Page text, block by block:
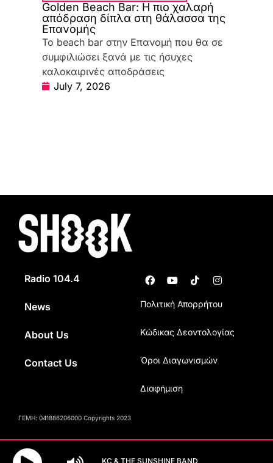
Golden Beach Bar: Η πιο χαλαρή
απόδραση δίπλα στη θάλασσα της
Επανομής
Το beach bar στην Επανομή που θα σε
συμφιλιώσει ξανά με τις ήσυχες
καλοκαιρινές αποδράσεις
July 7, 2026
Radio 104.4
News
About Us
Contact Us
Πολιτική Απορρήτου
Κώδικας Δεοντολογίας
Όροι Διαγωνισμών
Διαφήμιση
ΓΕΜΗ: 041886206000 Copyrights 2023
KC & THE SUNSHINE BAND